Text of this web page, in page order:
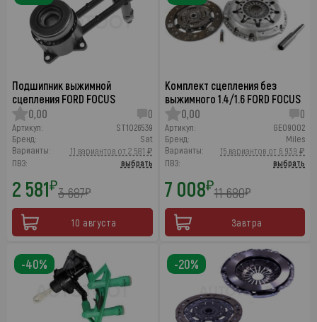
Подшипник выжимной
сцепления FORD FOCUS
0,00
0
Артикул:
ST1026539
Бренд:
Sat
Варианты:
11 вариантов от 2 581 ₽
ПВЗ:
выбрать
2 581₽3 687₽
10 августа
Комплект сцепления без
выжимного 1.4/1.6 FORD FOCUS
0,00
0
Артикул:
GE09002
Бренд:
Miles
Варианты:
15 вариантов от 6 939 ₽
ПВЗ:
выбрать
7 008₽11 680₽
Завтра
-40% -20%